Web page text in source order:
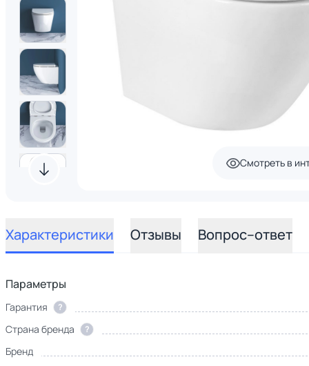
Смотреть в
Характеристики Отзывы Вопрос–ответ
Параметры
Гарантия ?
Страна бренда ?
Бренд